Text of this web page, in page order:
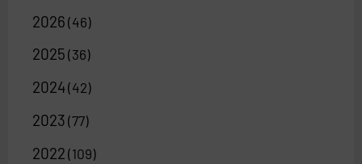
2026 (46)
2025 (36)
2024 (42)
2023 (77)
2022 (109)